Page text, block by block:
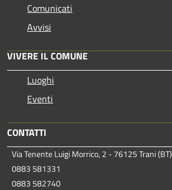
Comunicati
Avvisi
VIVERE IL COMUNE
Luoghi
Eventi
CONTATTI
Via Tenente Luigi Morrico, 2 - 76125 Trani (BT)
0883 581331
0883 582740